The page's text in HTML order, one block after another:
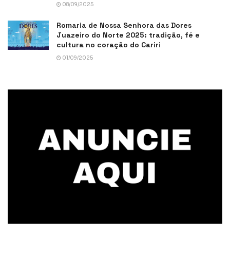
08/09/2025
Romaria de Nossa Senhora das Dores
Juazeiro do Norte 2025: tradição, fé e
cultura no coração do Cariri
01/09/2025